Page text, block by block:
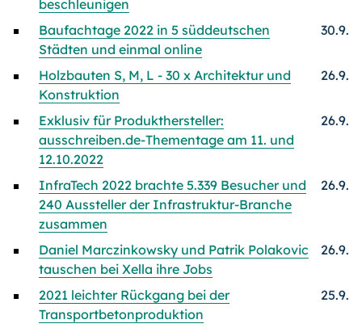
beschleunigen
Baufachtage 2022 in 5 süddeutschen
Städten und einmal online
30.9.
Holzbauten S, M, L - 30 x Architektur und
Konstruktion
26.9.
Exklusiv für Produkthersteller:
ausschreiben.de-Thementage am 11. und
12.10.2022
26.9.
InfraTech 2022 brachte 5.339 Besucher und
240 Aussteller der Infrastruktur-Branche
zusammen
26.9.
Daniel Marczinkowsky und Patrik Polakovic
tauschen bei Xella ihre Jobs
26.9.
2021 leichter Rückgang bei der
Transportbetonproduktion
25.9.